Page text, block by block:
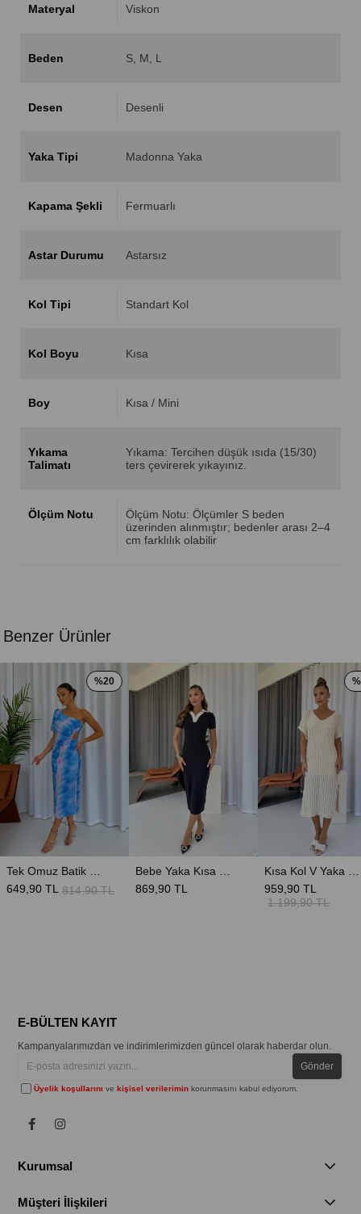
Materyal Viskon
Beden S M L
Desen Desenli
Yaka Tipi Madonna Yaka
Kapama Şekli Fermuarlı
Astar Durumu Astarsız
Kol Tipi Standart Kol
Kol Boyu Kısa
Boy Kısa / Mini
Yıkama
Talimatı
Yıkama: Tercihen düşük ısıda (15/30)
ters çevirerek yıkayınız.
Ölçüm Notu
Ölçüm Notu: Ölçümler S beden
üzerinden alınmıştır; bedenler arası 2–4
cm farklılık olabilir
Benzer Ürünler
649,90 TL 814,90 TL
%20
869,90 TL
959,90 TL
1.199,90 TL
E-BÜLTEN KAYIT
Kampanyalarımızdan ve indirimlerimizden güncel olarak haberdar olun.
Gönder
Üyelik koşullarını vekişisel verilerimin korunmasını kabul ediyorum.
Kurumsal
Müşteri İlişkileri